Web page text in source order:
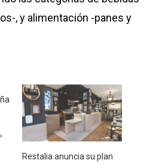
, y alimentación -panes y
​Restalia anuncia su plan